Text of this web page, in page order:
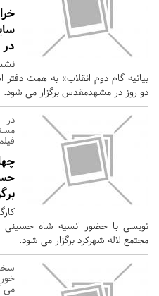
بیانیه گام دوم انقلاب» به همت
دو روز در مشهدمقدس برگزار می شود.
مجتمع لاله شهرکرد برگزار می شود.
می